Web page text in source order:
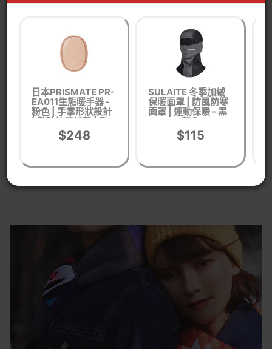
產品參數
尺寸：800*110mm
淨重：120g
額定電壓：5V
額定功率：4W
日本PRISMATE PR-
EA011生態暖手器 -
粉色 | 手掌形狀設計
| 數秒快速加熱 | 香
港行貨
$248
SULAITE 冬季加絨
保暖面罩 | 防風防寒
面罩 | 運動保暖 - 黑
灰色
$115